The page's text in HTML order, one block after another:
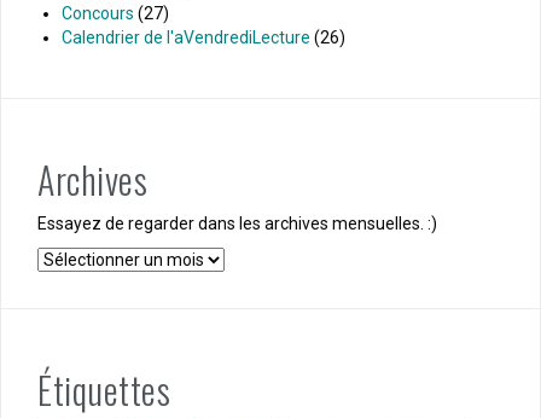
Concours (27)
Calendrier de l'aVendrediLecture (26)
Archives
Essayez de regarder dans les archives mensuelles. :)
Archives
Étiquettes